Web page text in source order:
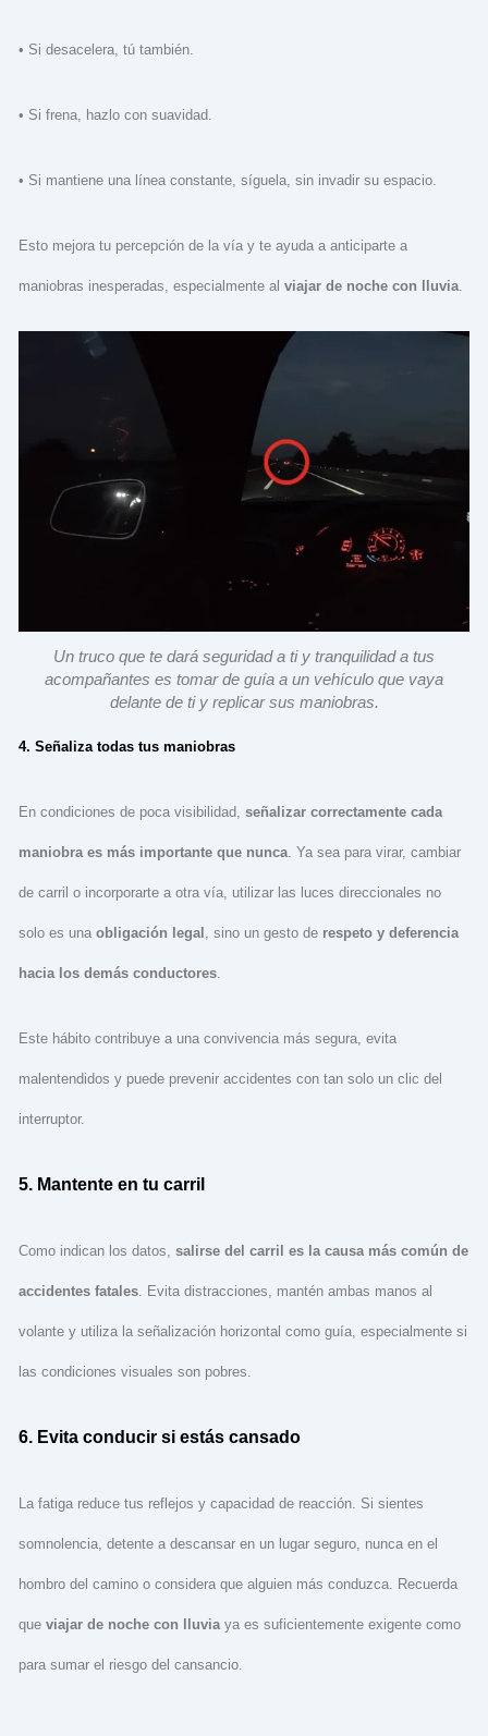
• Si desacelera, tú también.
• Si frena, hazlo con suavidad.
• Si mantiene una línea constante, síguela, sin invadir su espacio.
Esto mejora tu percepción de la vía y te ayuda a anticiparte a
maniobras inesperadas, especialmente alviajar de noche con lluvia.
Un truco que te dará seguridad a ti y tranquilidad a tus
acompañantes es tomar de guía a un vehículo que vaya
delante de ti y replicar sus maniobras.
4. Señaliza todas tus maniobras
En condiciones de poca visibilidad,señalizar correctamente cada
maniobra es más importante que nunca. Ya sea para virar, cambiar
de carril o incorporarte a otra vía, utilizar las luces direccionales no
solo es unaobligación legal , sino un gesto de respeto y deferencia
hacia los demás conductores.
Este hábito contribuye a una convivencia más segura, evita
malentendidos y puede prevenir accidentes con tan solo un clic del
interruptor.
5. Mantente en tu carril
Como indican los datos,salirse del carril es la causa más común de
accidentes fatales. Evita distracciones, mantén ambas manos al
volante y utiliza la señalización horizontal como guía, especialmente si
las condiciones visuales son pobres.
6. Evita conducir si estás cansado
La fatiga reduce tus reflejos y capacidad de reacción. Si sientes
somnolencia, detente a descansar en un lugar seguro, nunca en el
hombro del camino o considera que alguien más conduzca. Recuerda
queviajar de noche con lluviaya es suficientemente exigente como
para sumar el riesgo del cansancio.